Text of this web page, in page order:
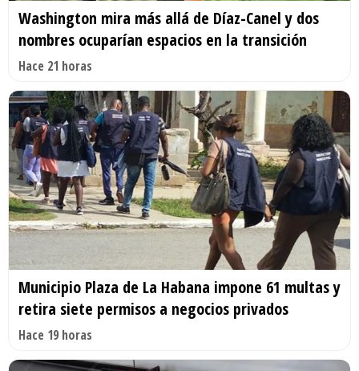
Washington mira más allá de Díaz-Canel y dos
nombres ocuparían espacios en la transición
Hace 21 horas
Municipio Plaza de La Habana impone 61 multas y
retira siete permisos a negocios privados
Hace 19 horas